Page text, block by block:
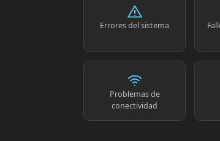
Errores del sistema
Problemas de
conectividad